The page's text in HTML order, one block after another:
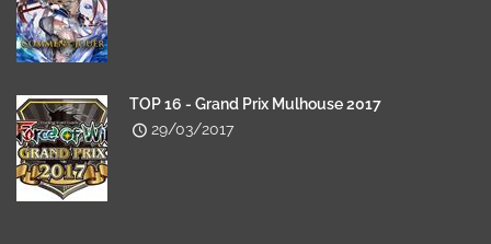
TOP 16 - Grand Prix Mulhouse 2017
29/03/2017